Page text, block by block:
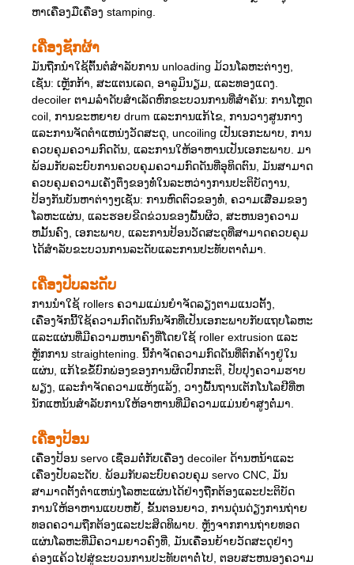
ຫາເຄື່ອງມືເຄື່ອງ stamping.
ເຄື່ອງຊັກຜ້າ
ມັນຖືກນໍາໃຊ້ຕົ້ນຕໍສໍາລັບການ unloading ມ້ວນໂລຫະຕ່າງໆ,
ເຊັ່ນ: ເຫຼັກກ້າ, ສະແຕນເລດ, ອາລູມິນຽມ, ແລະທອງແດງ.
decoiler ຕາມລໍາດັບສໍາເລັດຫົກຂະບວນການທີ່ສໍາຄັນ: ການໂຫຼດ
coil, ການຂະຫຍາຍ drum ແລະການແກ້ໄຂ, ການວາງສູນກາງ
ແລະການຈັດຕໍາແຫນ່ງວັດສະດຸ, uncoiling ເປັນເອກະພາບ, ການ
ຄວບຄຸມຄວາມກົດດັນ, ແລະການໃຫ້ອາຫານເປັນເອກະພາບ. ມາ
ພ້ອມກັບລະບົບການຄວບຄຸມຄວາມກົດດັນທີ່ອຸທິດຕົນ, ມັນສາມາດ
ຄວບຄຸມຄວາມເຄັ່ງຕຶງຂອງທໍ່ໃນລະຫວ່າງການປະຕິບັດງານ,
ປ້ອງກັນບັນຫາຕ່າງໆເຊັ່ນ: ການຫົດຕົວຂອງທໍ່, ຄວາມເສື່ອມຂອງ
ໂລຫະແຜ່ນ, ແລະຮອຍຂີດຂ່ວນຂອງພື້ນຜິວ, ສະຫນອງຄວາມ
ຫມັ້ນຄົງ, ເອກະພາບ, ແລະການປ້ອນວັດສະດຸທີ່ສາມາດຄວບຄຸມ
ໄດ້ສໍາລັບຂະບວນການລະດັບແລະການປະທັບຕາຕໍ່ມາ.
ເຄື່ອງປັບລະດັບ
ການນໍາໃຊ້ rollers ຄວາມແມ່ນຍໍາຈັດລຽງຕາມແນວຕັ້ງ,
ເຄື່ອງຈັກນີ້ໃຊ້ຄວາມກົດດັນກົນຈັກທີ່ເປັນເອກະພາບກັບແຖບໂລຫະ
ແລະແຜ່ນທີ່ມີຄວາມຫນາຄົງທີ່ໂດຍໃຊ້ roller extrusion ແລະ
ຫຼັກການ straightening. ນີ້ກໍາຈັດຄວາມກົດດັນທີ່ຕົກຄ້າງຢູ່ໃນ
ແຜ່ນ, ແກ້ໄຂຂໍ້ບົກພ່ອງຂອງການຜິດປົກກະຕິ, ປັບປຸງຄວາມຮາບ
ພຽງ, ແລະກໍາຈັດຄວາມແຫ້ງແລ້ງ, ວາງພື້ນຖານເຕັກໂນໂລຢີທີ່ຫ
ນັກແຫນ້ນສໍາລັບການໃຫ້ອາຫານທີ່ມີຄວາມແມ່ນຍໍາສູງຕໍ່ມາ.
ເຄື່ອງປ້ອນ
ເຄື່ອງປ້ອນ servo ເຊື່ອມຕໍ່ກັບເຄື່ອງ decoiler ດ້ານຫນ້າແລະ
ເຄື່ອງປັບລະດັບ. ພ້ອມກັບລະບົບຄວບຄຸມ servo CNC, ມັນ
ສາມາດຕັ້ງຕໍາແຫນ່ງໂລຫະແຜ່ນໄດ້ຢ່າງຖືກຕ້ອງແລະປະຕິບັດ
ການໃຫ້ອາຫານແບບຫຍໍ້, ຂັ້ນຕອນຍາວ, ການດຸ່ນດ່ຽງການຖ່າຍ
ທອດຄວາມຖືກຕ້ອງແລະປະສິດທິພາບ. ຫຼັງຈາກການຖ່າຍທອດ
ແຜ່ນໂລຫະທີ່ມີຄວາມຍາວຄົງທີ່, ມັນເຄື່ອນຍ້າຍວັດສະດຸຢ່າງ
ຄ່ອງແຄ້ວໄປສູ່ຂະບວນການປະທັບຕາຕໍ່ໄປ, ຕອບສະຫນອງຄວາມ